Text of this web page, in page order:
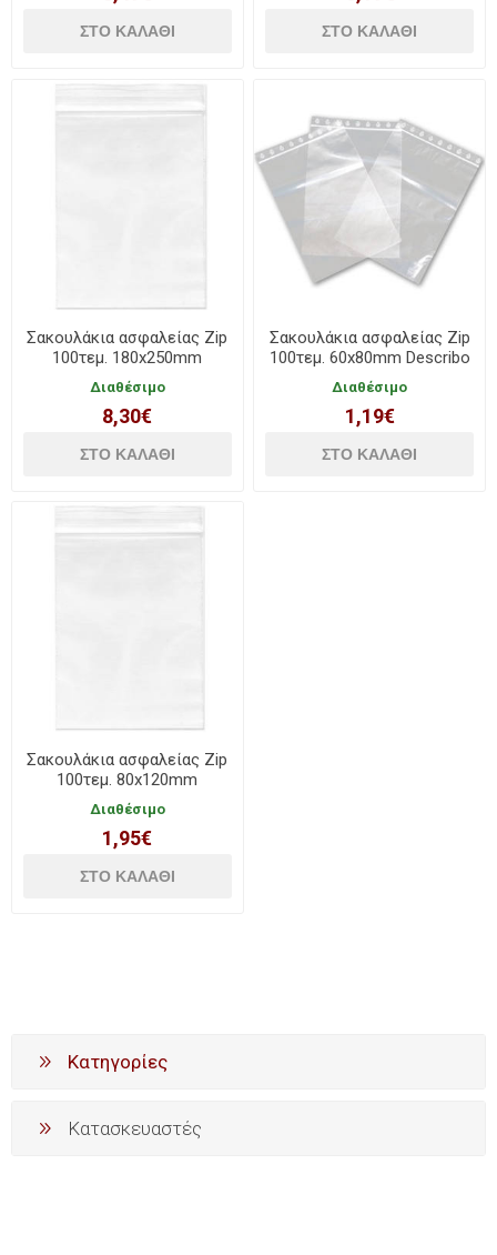
Σακουλάκια ασφαλείας Zip
100τεμ. 180x250mm
Describo
Διαθέσιμο
8,30€
Σακουλάκια ασφαλείας Zip
100τεμ. 60x80mm Describo
Διαθέσιμο
1,19€
Σακουλάκια ασφαλείας Zip
100τεμ. 80x120mm
Describo
Διαθέσιμο
1,95€
Κατηγορίες
Κατασκευαστές